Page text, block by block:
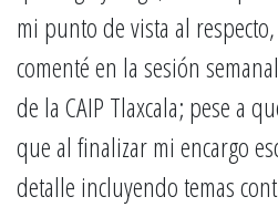
mi punto de vista al
comenté en la sesión
de la CAIP Tlaxcala; pese a
que al finalizar mi encargo
detalle incluyendo temas